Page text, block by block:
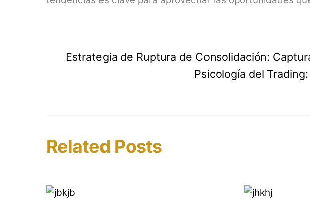
Estrategia de Ruptura de Consolidación:
Psicología del
Related Posts